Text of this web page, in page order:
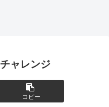
ャレンジ
コピー